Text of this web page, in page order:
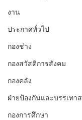
งาน
ประกาศทั่วไป
กองช่าง
กองสวัสดิการสังคม
กองคลัง
ฝ่ายป้องกันและบรรเทา
กองการศึกษา